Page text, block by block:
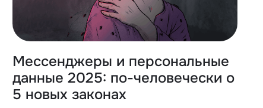
Мессенджеры и персональные
данные 2025: по-человечески о
5 новых законах